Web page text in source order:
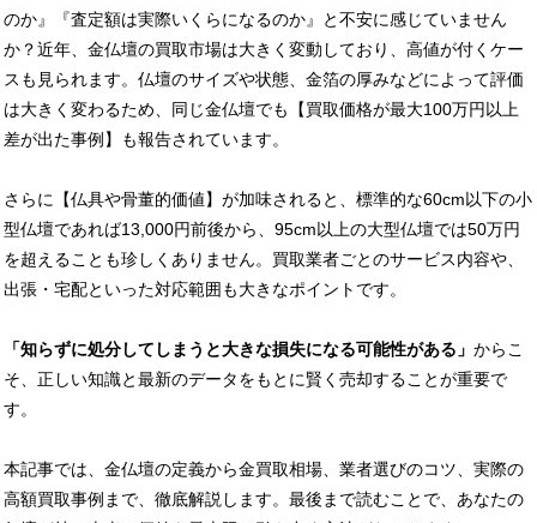
のか』『査定額は実際いくらになるのか』と不安に感じていません
か？近年、金仏壇の買取市場は大きく変動しており、高値が付くケー
スも見られます。仏壇のサイズや状態、金箔の厚みなどによって評価
は大きく変わるため、同じ金仏壇でも【買取価格が最大100万円以上
差が出た事例】も報告されています。
さらに【仏具や骨董的価値】が加味されると、標準的な60cm以下の小
型仏壇であれば13,000円前後から、95cm以上の大型仏壇では50万円
を超えることも珍しくありません。買取業者ごとのサービス内容や、
出張・宅配といった対応範囲も大きなポイントです。
「知らずに処分してしまうと大きな損失になる可能性がある」 からこ
そ、正しい知識と最新のデータをもとに賢く売却することが重要で
す。
本記事では、金仏壇の定義から金買取相場、業者選びのコツ、実際の
高額買取事例まで、徹底解説します。最後まで読むことで、あなたの